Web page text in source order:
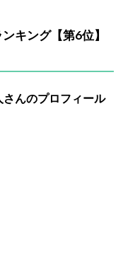
キング【第6位】
んのプロフィール